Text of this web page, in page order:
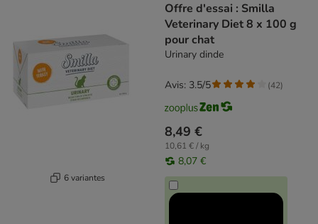
6 variantes
Offre d'essai : Smilla
Veterinary Diet 8 x 100 g
pour chat
Urinary dinde
8,49 €
10,61 € / kg
8,07 €
Avis: 3.5/5 (42)